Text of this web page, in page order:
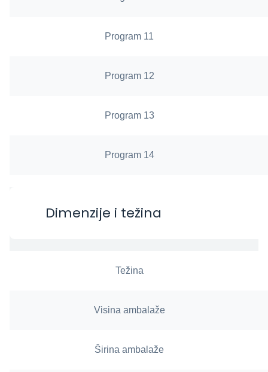
Program 11
Program 12
Program 13
Program 14
Dimenzije i težina
Težina
Visina ambalaže
Širina ambalaže